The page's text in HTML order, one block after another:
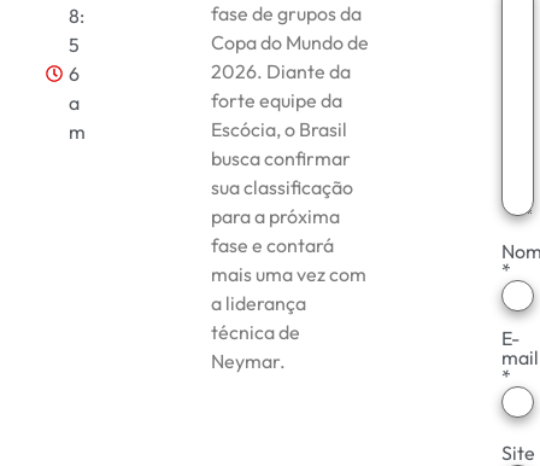
8:
5
6
a
m
fase de grupos da
Copa do Mundo de
2026. Diante da
forte equipe da
Escócia, o Brasil
busca confirmar
sua classificação
para a próxima
fase e contará
mais uma vez com
a liderança
técnica de
Neymar.
*
E-
mail
*
Site